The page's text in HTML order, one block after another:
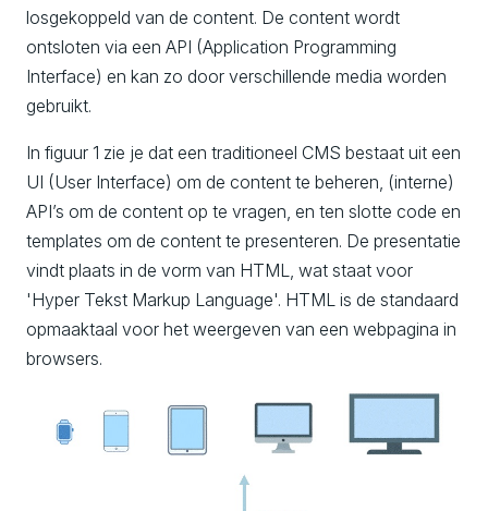
losgekoppeld van de content. De content wordt
ontsloten via een API (Application Programming
Interface) en kan zo door verschillende media worden
gebruikt.
In figuur 1 zie je dat een traditioneel CMS bestaat uit een
UI (User Interface) om de content te beheren, (interne)
API’s om de content op te vragen, en ten slotte code en
templates om de content te presenteren. De presentatie
vindt plaats in de vorm van HTML, wat staat voor
'Hyper Tekst Markup Language'. HTML is de standaard
opmaaktaal voor het weergeven van een webpagina in
browsers.